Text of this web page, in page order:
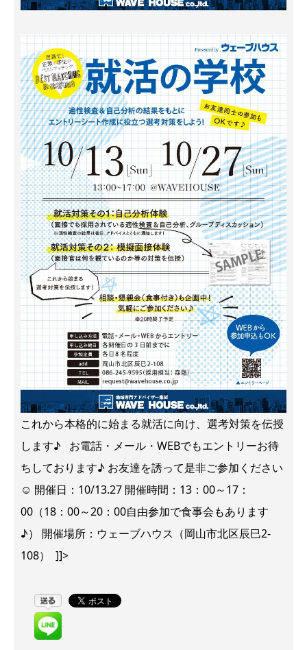
これから本格的に始まる就活に向け、選考対策を伝授
します♪ お電話・メール・WEBでもエントリーお待
ちしております♪ お友達を誘って是非ご参加ください
☺ 開催日：10/13.27 開催時間：13：00～17：
00（18：00～20：00自由参加で食事会もあります
♪） 開催場所：ウェーブハウス（岡山市北区辰巳2-
108） ]]>